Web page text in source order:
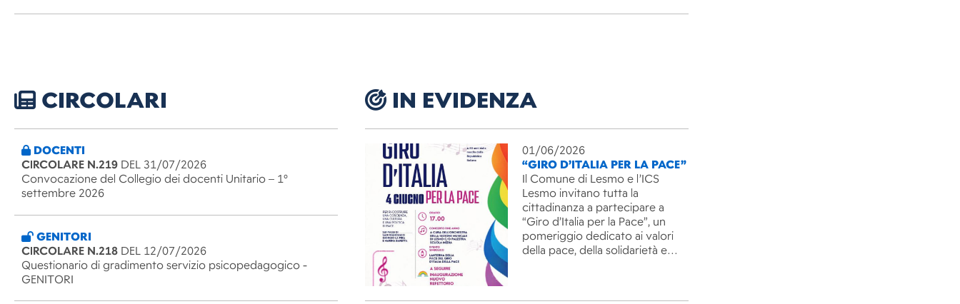
CIRCOLARI
DOCENTI
CIRCOLARE N.219 DEL 31/07/2026
Convocazione del Collegio dei docenti Unitario – 1°
settembre 2026
GENITORI
CIRCOLARE N.218 DEL 12/07/2026
Questionario di gradimento servizio psicopedagogico -
GENITORI
IN EVIDENZA
01/06/2026
“GIRO D’ITALIA PER LA PACE”
Il Comune di Lesmo e l’ICS
Lesmo invitano tutta la
cittadinanza a partecipare a
“Giro d’Italia per la Pace”, un
pomeriggio dedicato ai valori
della pace, della solidarietà e…